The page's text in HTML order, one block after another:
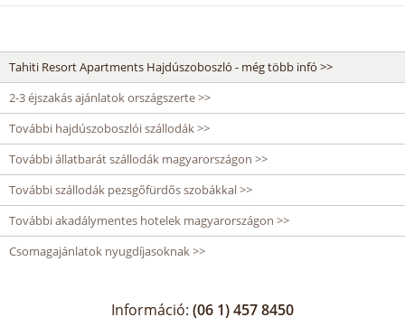
Tahiti Resort Apartments Hajdúszoboszló - még több infó >>
2-3 éjszakás ajánlatok országszerte >>
További hajdúszoboszlói szállodák >>
További állatbarát szállodák magyarországon >>
További szállodák pezsgőfürdős szobákkal >>
További akadálymentes hotelek magyarországon >>
Csomagajánlatok nyugdíjasoknak >>
Információ: (06 1) 457 8450